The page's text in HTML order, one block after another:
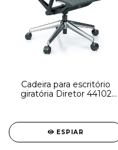
Cadeira para escritório
giratória Diretor 44102
Cinza - Cavaletti - Base
Alumínio
ESPIAR